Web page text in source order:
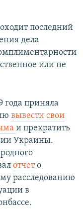
последний
дела
или не
года приняла
вывести свои
и прекратить
Украины.
отчето
расследованию
в